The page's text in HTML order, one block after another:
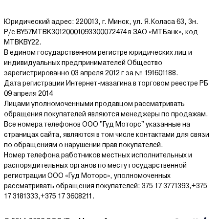
Юридический адрес: 220013, г. Минск, ул. Я.Коласа 63, 3н.
Р/с BY57MTBK30120001093300072474 в ЗАО «МТБанк», код
MTBKBY22.
В едином государственном регистре юридических лиц и
индивидуальных предпринимателей Общество
зарегистрированно 03 апреля 2012 г за № 191601188.
Дата регистрации Интернет-мазагина в торговом реестре РБ
09 апреля 2014
Лицами уполномоченными продавцом рассматривать
обращения покупателей являются менеджеры по продажам.
Все номера телефонов ООО "Гуд Моторс" указанные на
страницах сайта, являются в том числе контактами для связи
по обращениям о нарушении прав покупателей.
Номер телефона работников местных исполнительных и
распорядительных органов по месту государственной
регистрации ООО «Гуд Моторс», уполномоченных
рассматривать обращения покупателей: 375 17 3771393,+375
17 3181333,+375 17 3608211.